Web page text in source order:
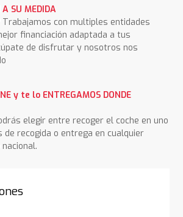
SU MEDIDA
Trabajamos con multiples entidades
financiación adaptada a tus
de disfrutar y nosotros nos
y te lo ENTREGAMOS DONDE
elegir entre recoger el coche en uno
recogida o entrega en cualquier